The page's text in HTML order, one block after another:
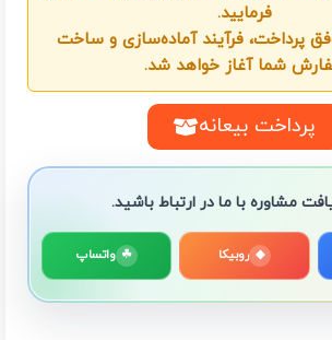
فرمایید.
پرداخت، فرآیند آماده‌سازی و ساخت
شما آغاز خواهد شد.
پرداخت بیعانه
مشاوره با ما در ارتباط باشید.
◆ روبیکا ☘ واتساپ